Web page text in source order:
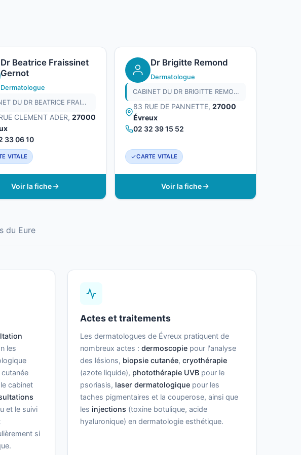
Dr Beatrice Fraissinet
Gernot
Dermatologue
CABINET DU DR BEATRICE FRAISSINET-GERNOT
CLEMENT ADER, 27000
33 06 10
VITALE
Voir la fiche
Dr Brigitte Remond
Dermatologue
CABINET DU DR BRIGITTE REMOND
83 RUE DE PANNETTE, 27000
Évreux
02 32 39 15 52
CARTE VITALE
Voir la fiche
du Eure
les
cabinet
et le suivi
si
Actes et traitements
Les dermatologues de Évreux pratiquent de
nombreux actes : dermoscopiepour l'analyse
des lésions, biopsie cutanée, cryothérapie
(azote liquide), photothérapie UVBpour le
psoriasis, laser dermatologiquepour les
taches pigmentaires et la couperose, ainsi que
les injections (toxine botulique, acide
hyaluronique) en dermatologie esthétique.